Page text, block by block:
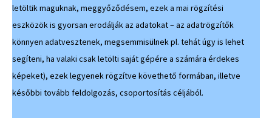
letöltik maguknak, meggyőződésem, ezek a mai rögzítési
eszközök is gyorsan erodálják az adatokat – az adatrögzítők
könnyen adatvesztenek, megsemmisülnek pl. tehát úgy is lehet
segíteni, ha valaki csak letölti saját gépére a számára érdekes
képeket), ezek legyenek rögzítve követhető formában, illetve
későbbi tovább feldolgozás, csoportosítás céljából.